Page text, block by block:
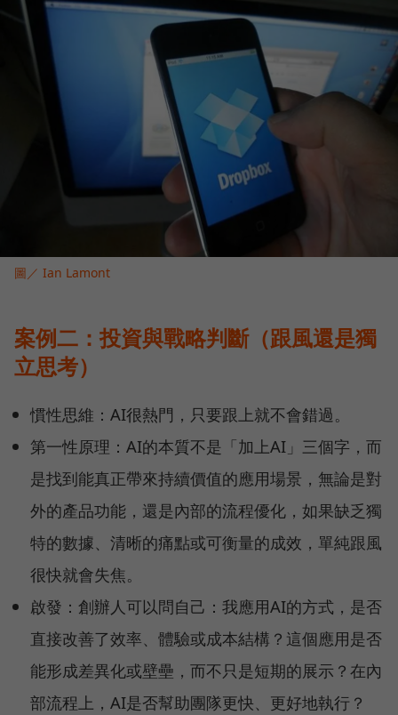
圖／ Ian Lamont
案例二：投資與戰略判斷（跟風還是獨
立思考）
慣性思維：AI很熱門，只要跟上就不會錯過。
第一性原理：AI的本質不是「加上AI」三個字，而
是找到能真正帶來持續價值的應用場景，無論是對
外的產品功能，還是內部的流程優化，如果缺乏獨
特的數據、清晰的痛點或可衡量的成效，單純跟風
很快就會失焦。
啟發：創辦人可以問自己：我應用AI的方式，是否
直接改善了效率、體驗或成本結構？這個應用是否
能形成差異化或壁壘，而不只是短期的展示？在內
部流程上，AI是否幫助團隊更快、更好地執行？